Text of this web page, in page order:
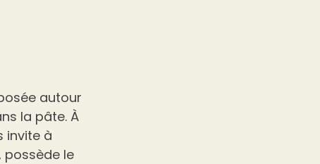
autour
la pâte. À
invite à
le